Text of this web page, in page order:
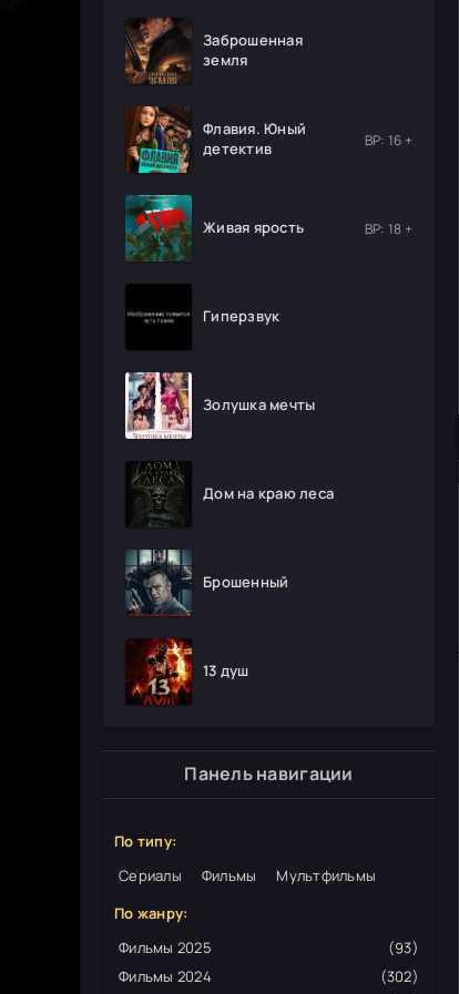
Заброшенная
земля
Флавия. Юный
детектив
ВР: 16 +
Живая ярость ВР: 18 +
Гиперзвук
Золушка мечты
Дом на краю леса
Брошенный
13 душ
Панель навигации
По типу:
Сериалы
Фильмы
Мультфильмы
По жанру:
Фильмы 2025
(93)
Фильмы 2024
(302)